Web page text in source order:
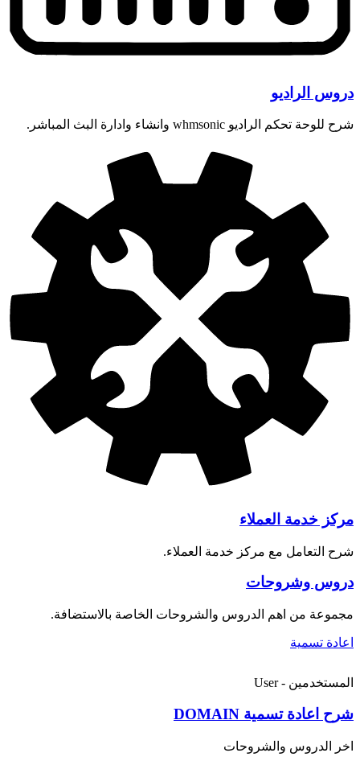
دروس الراديو
شرح للوحة تحكم الراديو whmsonic وانشاء وادارة البث المباشر.
مركز خدمة العملاء
شرح التعامل مع مركز خدمة العملاء.
دروس وشروحات
مجموعة من اهم الدروس والشروحات الخاصة بالاستضافة.
اعادة تسمية
المستخدمين - User
شرح اعادة تسمية DOMAIN
اخر الدروس والشروحات